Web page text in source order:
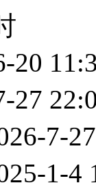
20
27
7-
1-4